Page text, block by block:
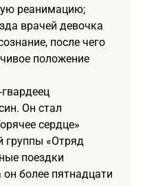
реанимацию;
врачей девочка
после чего
положение
Он стал
сердце»
группы «Отряд
поездки
более пятнадцати